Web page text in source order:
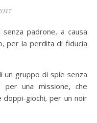
per la perdita di fiducia
un gruppo di spie senza
per una missione, che
giochi, per un noir